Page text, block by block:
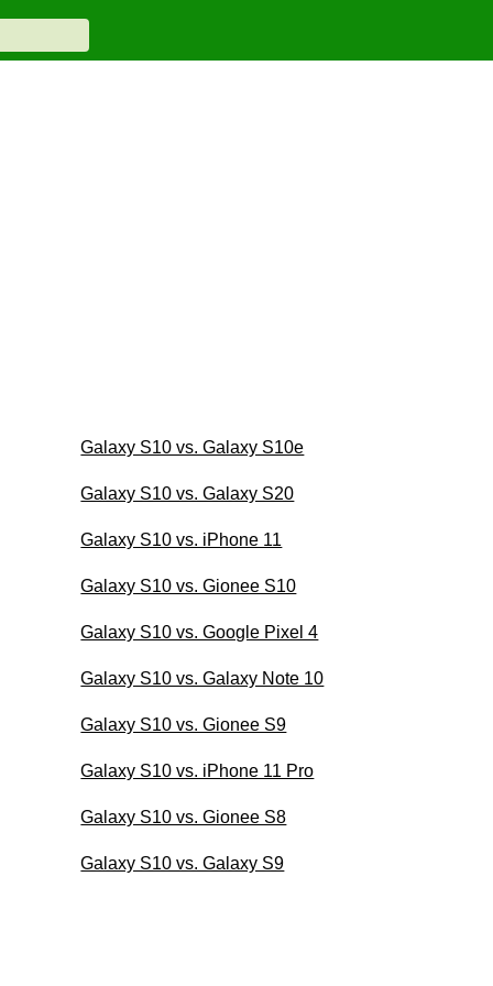
Galaxy S10 vs. Galaxy S10e
Galaxy S10 vs. Galaxy S20
Galaxy S10 vs. iPhone 11
Galaxy S10 vs. Gionee S10
Galaxy S10 vs. Google Pixel 4
Galaxy S10 vs. Galaxy Note 10
Galaxy S10 vs. Gionee S9
Galaxy S10 vs. iPhone 11 Pro
Galaxy S10 vs. Gionee S8
Galaxy S10 vs. Galaxy S9